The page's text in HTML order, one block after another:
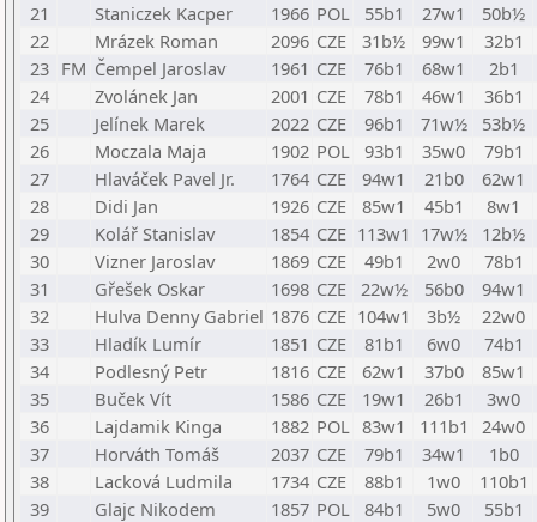
21
Staniczek Kacper 1966 POL 55b1 27w1
50b½
22
Mrázek Roman 2096 CZE 31b½ 99w1
32b1
23 FM Čempel Jaroslav 1961 CZE 76b1 68w1
2b1
24
Zvolánek Jan 2001 CZE 78b1 46w1
36b1
25
Jelínek Marek 2022 CZE 96b1 71w½
53b½
26
Moczala Maja 1902 POL 93b1 35w0
79b1
27
Hlaváček Pavel Jr. 1764 CZE 94w1 21b0
62w1
28
Didi Jan 1926 CZE 85w1 45b1
8w1
29
Kolář Stanislav 1854 CZE 113w1 17w½
12b½
30
Vizner Jaroslav 1869 CZE 49b1 2w0
78b1
31
Gřešek Oskar 1698 CZE 22w½ 56b0
94w1
32
Hulva Denny Gabriel 1876 CZE 104w1 3b½
22w0
33
Hladík Lumír 1851 CZE 81b1 6w0
74b1
34
Podlesný Petr 1816 CZE 62w1 37b0
85w1
35
Buček Vít 1586 CZE 19w1 26b1
3w0
36
Lajdamik Kinga 1882 POL 83w1 111b1
24w0
37
Horváth Tomáš 2037 CZE 79b1 34w1
1b0
38
Lacková Ludmila 1734 CZE 88b1 1w0
110b1
39
Glajc Nikodem 1857 POL 84b1 5w0
55b1